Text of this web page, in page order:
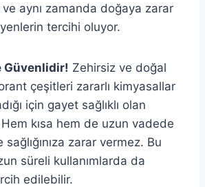
aynı zamanda doğaya zarar
tercihi oluyor.
Güvenlidir! Zehirsiz ve doğal
çeşitleri zararlı kimyasallar
için gayet sağlıklı olan
kısa hem de uzun vadede
zarar vermez. Bu
süreli kullanımlarda da
edilebilir.